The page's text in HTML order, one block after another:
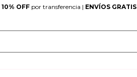
10% OFF por transferencia | ENVÍOS GRATIS